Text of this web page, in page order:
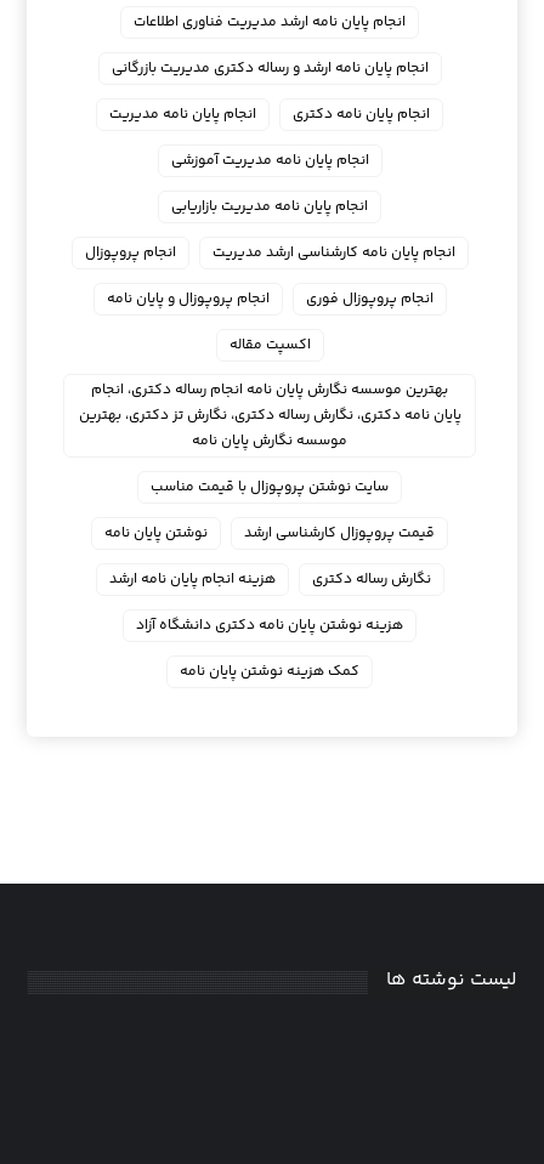
انجام پایان نامه ارشد مدیریت فناوری اطلاعات
انجام پایان نامه ارشد و رساله دکتری مدیریت بازرگانی
انجام پایان نامه دکتری
انجام پایان نامه مدیریت
انجام پایان نامه مدیریت آموزشی
انجام پایان نامه مدیریت بازاریابی
انجام پایان نامه کارشناسی ارشد مدیریت
انجام پروپوزال
انجام پروپوزال فوری
انجام پروپوزال و پایان نامه
اکسپت مقاله
بهترین موسسه نگارش پایان نامه انجام رساله دکتری، انجام
پایان نامه دکتری، نگارش رساله دکتری، نگارش تز دکتری، بهترین
موسسه نگارش پایان نامه
سایت نوشتن پروپوزال با قیمت مناسب
قیمت پروپوزال کارشناسی ارشد
نوشتن پایان نامه
نگارش رساله دکتری
هزینه انجام پایان نامه ارشد
هزینه نوشتن پایان نامه دکتری دانشگاه آزاد
کمک هزینه نوشتن پایان نامه
لیست نوشته ها